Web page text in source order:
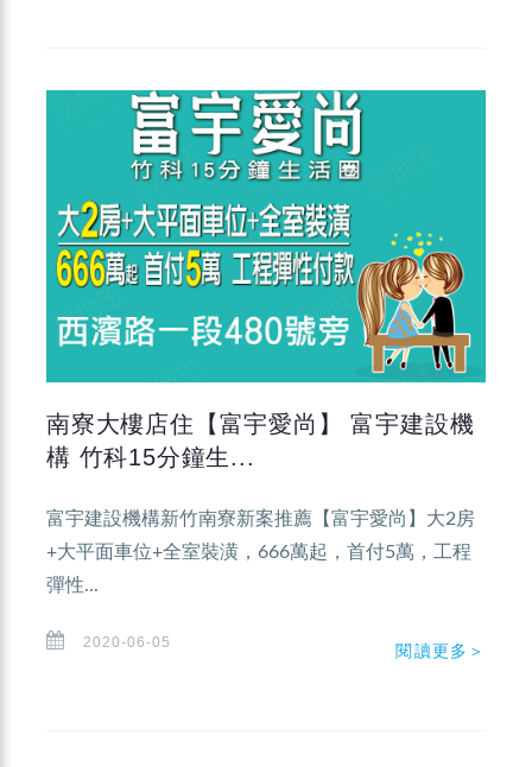
南寮大樓店住【富宇愛尚】 富宇建設機
構 竹科15分鐘生...
富宇建設機構新竹南寮新案推薦【富宇愛尚】大2房
+大平面車位+全室裝潢，666萬起，首付5萬，工程
彈性...
2020-06-05 閱讀更多＞